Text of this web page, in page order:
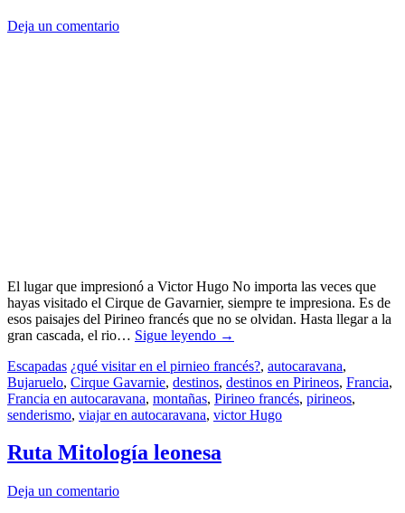
Deja un comentario
El lugar que impresionó a Victor Hugo No importa las veces que
hayas visitado el Cirque de Gavarnier, siempre te impresiona. Es de
esos paisajes del Pirineo francés que no se olvidan. Hasta llegar a la
gran cascada, el rio… Sigue leyendo →
Escapadas ¿qué visitar en el pirnieo francés?, autocaravana,
Bujaruelo, Cirque Gavarnie, destinos, destinos en Pirineos, Francia,
Francia en autocaravana, montañas, Pirineo francés, pirineos,
senderismo, viajar en autocaravana, victor Hugo
Ruta Mitología leonesa
Deja un comentario